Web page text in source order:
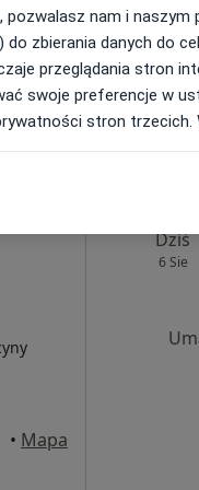
• Mapa
Dziś
6 Sie
pozwalasz nam i
do zbierania danych do
przeglądania stron
swoje preferencje w
stron trzecich.